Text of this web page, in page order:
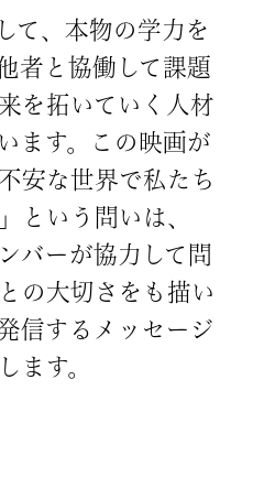
て、本物の学力を
者と協働して課題
を拓いていく人材
ます。この映画が
安な世界で私たち
という問いは、
バーが協力して問
の大切さをも描い
信するメッセージ
ます。